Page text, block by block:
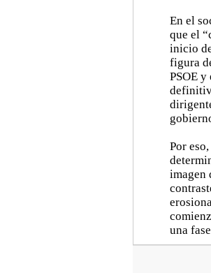
En el
que el
inicio
figura
PSOE
Por
imagen
una